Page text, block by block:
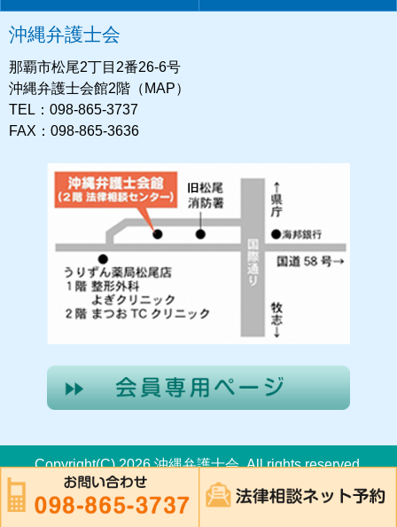
沖縄弁護士会
那覇市松尾2丁目2番26-6号
沖縄弁護士会館2階（MAP）
TEL：098-865-3737
FAX：098-865-3636
Copyright(C) 2026 沖縄弁護士会. All rights reserved.